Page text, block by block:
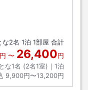
な2名 1泊 1部屋 合計
円 〜 26,400円
な1名 (2名1室)｜ 1泊
9,900円〜13,200円